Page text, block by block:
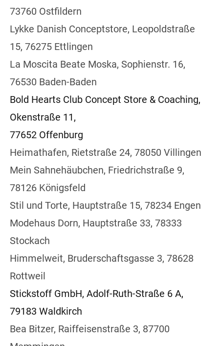
73760 Ostfildern
Lykke Danish Conceptstore, Leopoldstraße
15, 76275 Ettlingen
La Moscita Beate Moska, Sophienstr. 16,
76530 Baden-Baden
Bold Hearts Club Concept Store & Coaching,
Okenstraße 11,
77652 Offenburg
Heimathafen, Rietstraße 24, 78050 Villingen
Mein Sahnehäubchen, Friedrichstraße 9,
78126 Königsfeld
Stil und Torte, Hauptstraße 15, 78234 Engen
Modehaus Dorn, Hauptstraße 33, 78333
Stockach
Himmelweit, Bruderschaftsgasse 3, 78628
Rottweil
Stickstoff GmbH, Adolf-Ruth-Straße 6 A,
79183 Waldkirch
Bea Bitzer, Raiffeisenstraße 3, 87700